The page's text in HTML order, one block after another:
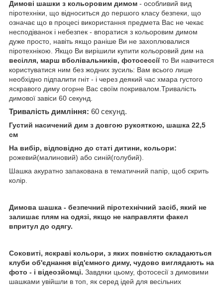
Димові шашки з кольоровим димом - особливий вид
піротехніки, що відноситься до першого класу безпеки, що
означає що в процесі використання предмета Вас не чекає
несподіванок і небезпек - впоратися з кольоровим димом
дуже просто, навіть якщо раніше Ви не захоплювалися
піротехнікою. Якщо Ви вирішили купити кольоровий дим на
весілля, марш вболівальників, фотосессіїто Ви навчитеся
користуватися ним без жодних зусиль: Вам всього лише
необхідно підпалити гніт - і через деякий час хмара густого
яскравого диму огорне Вас своїм покривалом.Тривалість
димової завіси 60 секунд.
Тривалість димління: 60 секунд.
Густий насичений дим з довгою рукояткою, шашка 22,5
см
На вибір, відповідно до статі дитини, кольори:
рожевий(малиновий) або синій(голубий).
Шашка акуратно запакована в тематичний папір, щоб скрить
колір.
Димова шашка - безпечний піротехнічний засіб, який не
залишає плям на одязі, якщо не направляти факел
впритул до одягу.
Соковиті, яскраві кольори, з яких повністю складаються
клуби об'єднання від'ємного диму, чудово виглядають на
фото - і відеозйомці. Завдяки цьому, фотосесії з димовими
шашками увійшли в топ, як серед ідей для весільних